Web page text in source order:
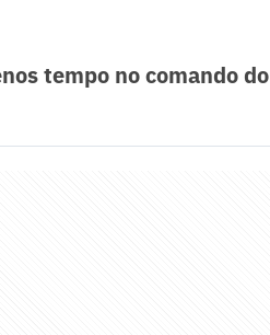
tempo no comando do